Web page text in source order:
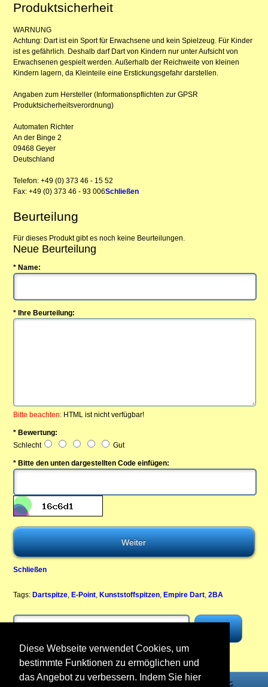
Diese Webseite verwendet Cookies, um
bestimmte Funktionen zu ermöglichen und
das Angebot zu verbessern. Indem Sie hier
Produktsicherheit
WARNUNG
Achtung: Dart ist ein Sport für Erwachsene und kein Spielzeug. Für Kinder
ist es gefährlich. Deshalb darf Dart von Kindern nur unter Aufsicht von
Erwachsenen gespielt werden. Außerhalb der Reichweite von kleinen
Kindern lagern, da Kleinteile eine Erstickungsgefahr darstellen.
Angaben zum Hersteller (Informationspflichten zur GPSR
Produktsicherheitsverordnung)
Automaten Richter
An der Binge 2
09468 Geyer
Deutschland
Telefon: +49 (0) 373 46 - 15 52
Fax: +49 (0) 373 46 - 93 006Schließen
Beurteilung
Für dieses Produkt gibt es noch keine Beurteilungen.
Neue Beurteilung
* Name:
* Ihre Beurteilung:
Bitte beachten: HTML ist nicht verfügbar!
* Bewertung:
Schlecht
Gut
* Bitte den unten dargestellten Code einfügen:
Schließen
Tags: Dartspitze, E-Point, Kunststoffspitzen, Empire Dart,2BA